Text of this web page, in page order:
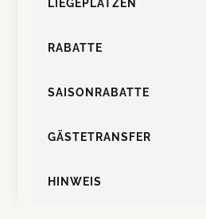
LIEGEPLÄTZEN
RABATTE
SAISONRABATTE
GÄSTETRANSFER
HINWEIS